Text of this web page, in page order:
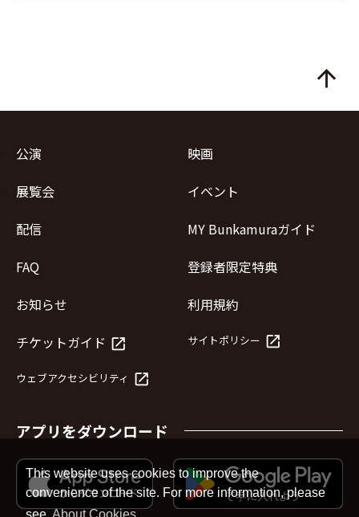
This website uses cookies to improve the
convenience of the site. For more information, please
arrow_upward
アプリをダウンロード
公演
映画
展覧会
イベント
配信
MY Bunkamuraガイド
FAQ
登録者限定特典
お知らせ
利用規約
チケットガイド launch サイトポリシー launch
ウェブアクセシビリティ launch